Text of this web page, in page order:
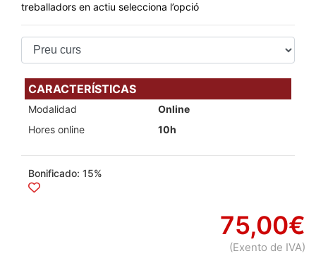
treballadors en actiu selecciona l’opció
CARACTERÍSTICAS
Modalidad
Online
Hores online
10h
Bonificado: 15%
75,00€
(Exento de IVA)